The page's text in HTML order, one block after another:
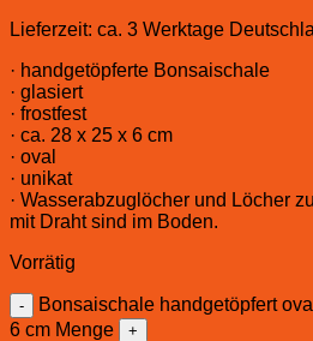
Lieferzeit: ca. 3 Werktage
· handgetöpferte Bonsaischale
· glasiert
· frostfest
· ca. 28 x 25 x 6 cm
· oval
· unikat
· Wasserabzuglöcher und Löcher
mit Draht sind im Boden.
Vorrätig
Bonsaischale handgetöpfert
6 cm Menge